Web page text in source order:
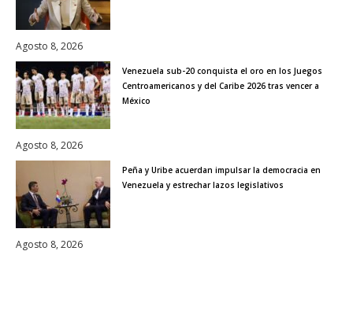
Agosto 8, 2026
Venezuela sub-20 conquista el oro en los Juegos
Centroamericanos y del Caribe 2026 tras vencer a
México
Agosto 8, 2026
Peña y Uribe acuerdan impulsar la democracia en
Venezuela y estrechar lazos legislativos
Agosto 8, 2026